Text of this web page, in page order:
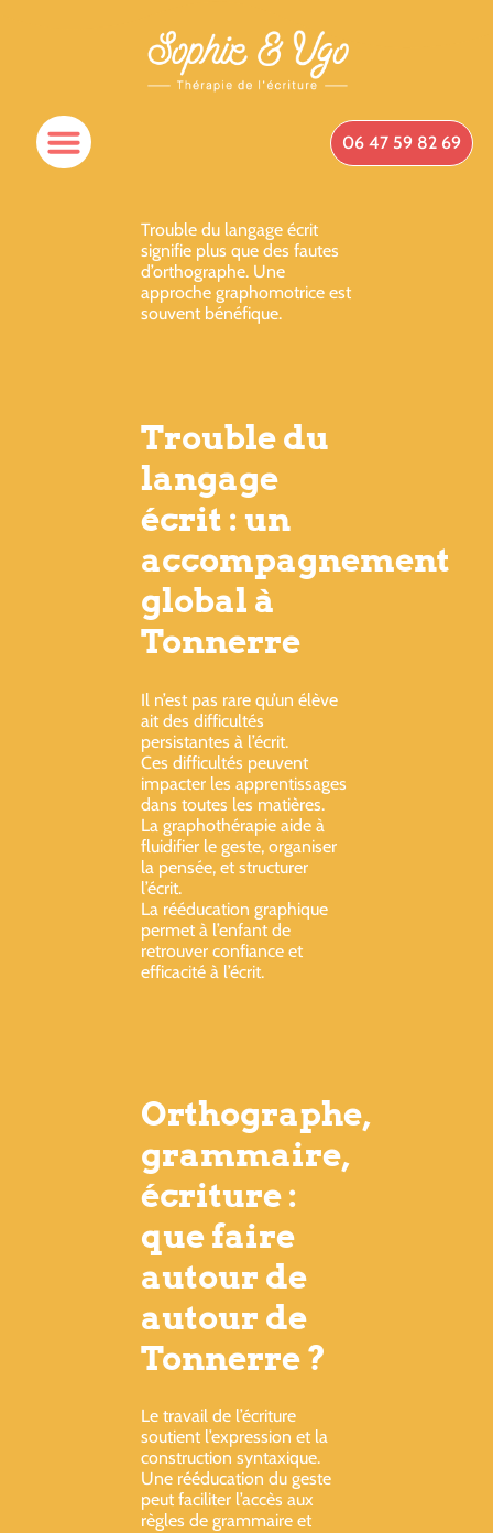
06 47 59 82 69
Trouble du langage écrit
signifie plus que des fautes
d’orthographe. Une
approche graphomotrice est
souvent bénéfique.
Trouble du
langage
écrit : un
accompagnement
global à
Tonnerre
Il n’est pas rare qu’un élève
ait des difficultés
persistantes à l’écrit.
Ces difficultés peuvent
impacter les apprentissages
dans toutes les matières.
La graphothérapie aide à
fluidifier le geste, organiser
la pensée, et structurer
l’écrit.
La rééducation graphique
permet à l’enfant de
retrouver confiance et
efficacité à l’écrit.
Orthographe,
grammaire,
écriture :
que faire
autour de
autour de
Tonnerre ?
Le travail de l’écriture
soutient l’expression et la
construction syntaxique.
Une rééducation du geste
peut faciliter l’accès aux
règles de grammaire et